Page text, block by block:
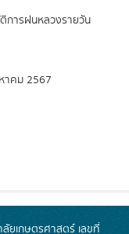
การฝนหลวงรายวัน
าคม 2567
ยเกษตรศาสตร์ เลขที่